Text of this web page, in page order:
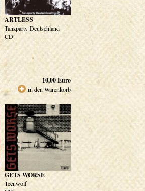
ARTLESS
Tanzparty Deutschland
CD
10,00Euro
in den Warenkorb
GETS WORSE
Teenwolf